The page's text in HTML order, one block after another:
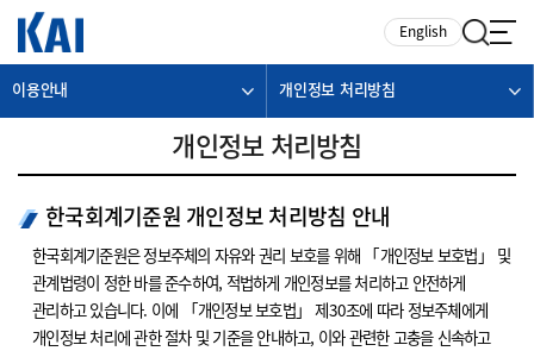
English
이용안내 개인정보 처리방침
개인정보 처리방침
한국회계기준원 개인정보 처리방침 안내
한국회계기준원은 정보주체의 자유와 권리 보호를 위해 「개인정보 보호법」 및
관계법령이 정한 바를 준수하여, 적법하게 개인정보를 처리하고 안전하게
관리하고 있습니다. 이에 「개인정보 보호법」 제30조에 따라 정보주체에게
개인정보 처리에 관한 절차 및 기준을 안내하고, 이와 관련한 고충을 신속하고